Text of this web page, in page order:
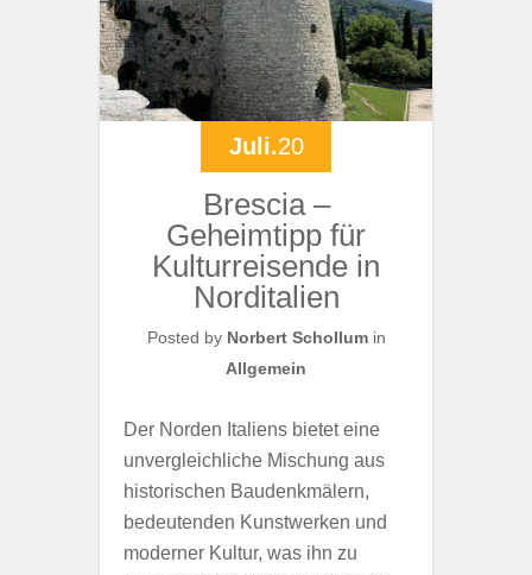
Juli.20
Brescia –
Geheimtipp für
Kulturreisende in
Norditalien
Posted by Norbert Schollumin
Allgemein
Der Norden Italiens bietet eine
unvergleichliche Mischung aus
historischen Baudenkmälern,
bedeutenden Kunstwerken und
moderner Kultur, was ihn zu